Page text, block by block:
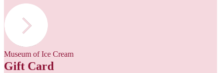
Museum of Ice Cream
Gift Card